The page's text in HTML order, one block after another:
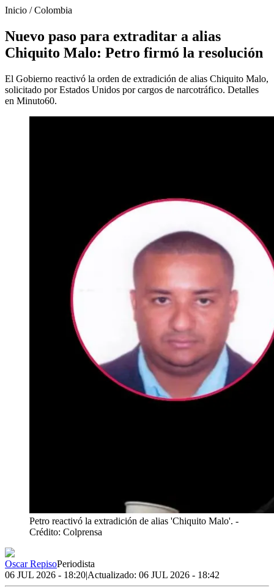
Inicio /Colombia
Nuevo paso para extraditar a alias
Chiquito Malo: Petro firmó la resolución
El Gobierno reactivó la orden de extradición de alias Chiquito Malo,
solicitado por Estados Unidos por cargos de narcotráfico. Detalles
en Minuto60.
Petro reactivó la extradición de alias 'Chiquito Malo'. -
Crédito: Colprensa
Oscar RepisoPeriodista
06 JUL 2026 - 18:20|Actualizado: 06 JUL 2026 - 18:42